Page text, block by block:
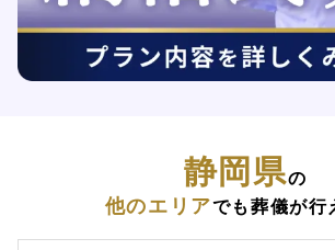
静岡県の
他のエリアでも葬儀が行